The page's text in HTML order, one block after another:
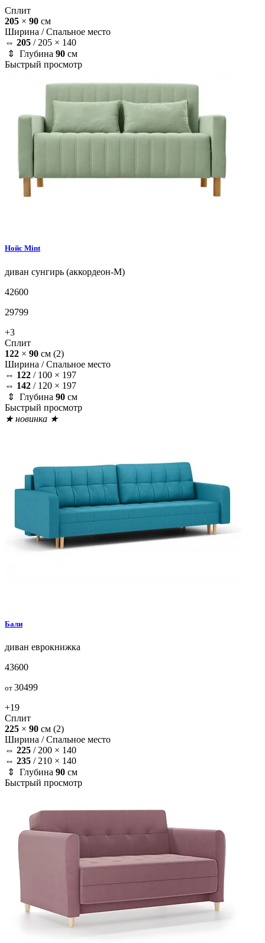
Сплит
205 × 90 см
Ширина /Спальное место
⇔ 205 / 205 × 140
⇕ Глубина 90 см
Быстрый просмотр
Нойс Mint
диван сунгирь (аккордеон-М)
42600
29799
+3
Сплит
122 × 90 см (2)
Ширина /Спальное место
⇔ 122 / 100 × 197
⇔ 142 / 120 × 197
⇕ Глубина 90 см
Быстрый просмотр
★ новинка ★
Бали
диван еврокнижка
43600
от 30499
+19
Сплит
225 × 90 см (2)
Ширина /Спальное место
⇔ 225 / 200 × 140
⇔ 235 / 210 × 140
⇕ Глубина 90 см
Быстрый просмотр